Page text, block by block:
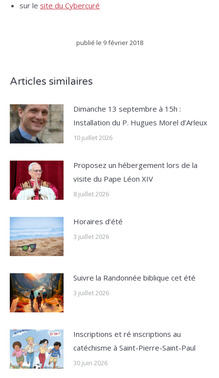
sur le site du Cybercuré
publié le 9 février 2018
Articles similaires
Dimanche 13 septembre à 15h :
Installation du P. Hugues Morel d’Arleux
10 juillet 2026
Proposez un hébergement lors de la
visite du Pape Léon XIV
8 juillet 2026
Horaires d’été
3 juillet 2026
Suivre la Randonnée biblique cet été
3 juillet 2026
Inscriptions et ré inscriptions au
catéchisme à Saint-Pierre-Saint-Paul
30 juin 2026